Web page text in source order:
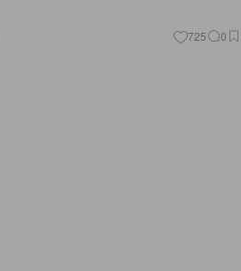
725 0